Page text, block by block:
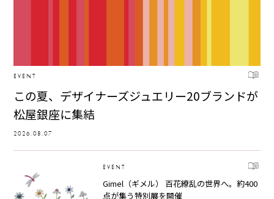
EVENT
この夏、デザイナーズジュエリー20ブランドが
松屋銀座に集結
2026.08.07
EVENT
Gimel（ギメル） 百花繚乱の世界へ。約400
点が集う特別展を開催